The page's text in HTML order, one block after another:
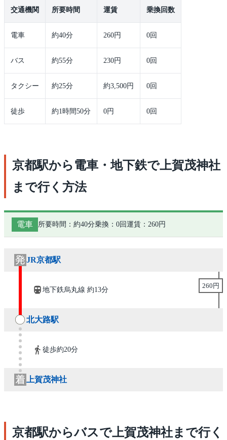
交通機関 所要時間 運賃 乗換回数
電車 約40分 260円 0回
バス 約55分 230円 0回
タクシー 約25分 約3,500円 0回
徒歩 約1時間50分 0円 0回
京都駅から電車・地下鉄で上賀茂神社
まで行く方法
電車 所要時間：約40分乗換：0回運賃：260円
JR京都駅
地下鉄烏丸線 約13分
260円
北大路駅
徒歩約20分
上賀茂神社
京都駅からバスで上賀茂神社まで行く